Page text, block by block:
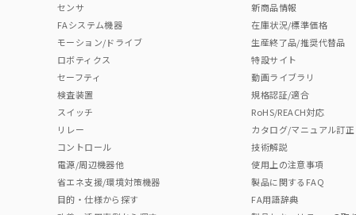
センサ
FAシステム機器
モーション/ドライブ
ロボティクス
セーフティ
検査装置
スイッチ
リレー
コントロール
電源/周辺機器他
省エネ支援/環境対策機器
目的・仕様から探す
新商品情報
在庫状況/標準価格
生産終了品/推奨代替品
特設サイト
動画ライブラリ
規格認証/適合
RoHS/REACH対応
カタログ/マニュアル訂正
技術解説
使用上の注意事項
製品に関するFAQ
FA用語辞典